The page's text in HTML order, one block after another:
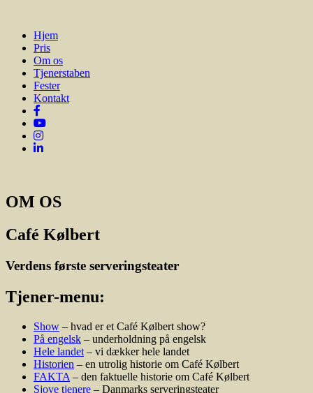
Hjem
Pris
Om os
Tjenerstaben
Fester
Kontakt
OM OS
Café Kølbert
Verdens første serveringsteater
Tjener-menu:
Show – hvad er et Café Kølbert show?
På engelsk – underholdning på engelsk
Hele landet – vi dækker hele landet
Historien – en utrolig historie om Café Kølbert
FAKTA – den faktuelle historie om Café Kølbert
Sjove tjenere – Danmarks serveringsteater